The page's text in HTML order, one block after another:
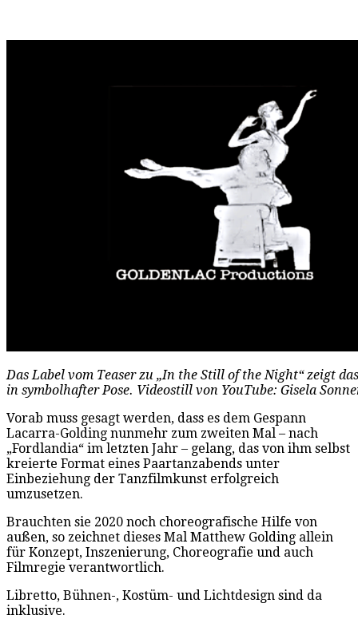
Das Label vom Teaser zu „In the Still of the Night“ zeigt
in symbolhafter Pose. Videostill von YouTube: Gisela
Vorab muss gesagt werden, dass es dem Gespann
Lacarra-Golding nunmehr zum zweiten Mal – nach
„Fordlandia“ im letzten Jahr – gelang, das von ihm selbst
kreierte Format eines Paartanzabends unter
Einbeziehung der Tanzfilmkunst erfolgreich
umzusetzen.
Brauchten sie 2020 noch choreografische Hilfe von
außen, so zeichnet dieses Mal Matthew Golding allein
für Konzept, Inszenierung, Choreografie und auch
Filmregie verantwortlich.
Libretto, Bühnen-, Kostüm- und Lichtdesign sind da
inklusive.